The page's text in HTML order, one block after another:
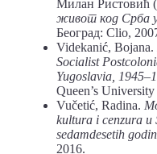
Милан Ристовић
живот код Срба
Београд: Clio,
Videkanić, Bojana.
Socialist
Yugoslavia,
Queen’s
Vučetić, Radina.
kultura i cenzura u
sedamdesetih
2016.